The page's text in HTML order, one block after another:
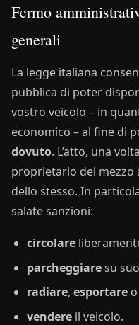
Fermo
generali
La legge italiana
pubblica di poter
vostro veicolo – in
economico – al fine di
dovuto. L’atto, una
proprietario del mezzo
dello stesso. In
salate sanzioni:
circolare
parcheggiaresu
radiare,esportare o
vendere il veicolo.